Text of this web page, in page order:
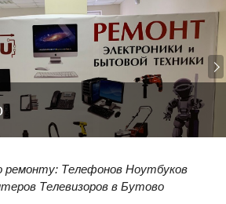
ремонту: Телефонов Ноутбуков
Телевизоров в Бутово